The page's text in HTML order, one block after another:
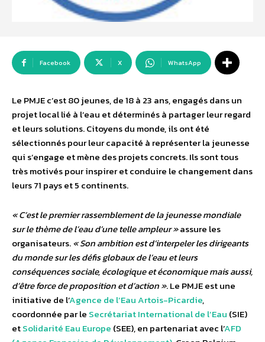
Facebook X WhatsApp
Le PMJE c’est 80 jeunes, de 18 à 23 ans, engagés dans un
projet local lié à l’eau et déterminés à partager leur regard
et leurs solutions. Citoyens du monde, ils ont été
sélectionnés pour leur capacité à représenter la jeunesse
qui s’engage et mène des projets concrets. Ils sont tous
très motivés pour inspirer et conduire le changement dans
leurs 71 pays et 5 continents.
« C’est le premier rassemblement de la jeunesse mondiale
sur le thème de l’eau d’une telle ampleur »assure les
organisateurs.« Son ambition est d’interpeler les dirigeants
du monde sur les défis globaux de l’eau et leurs
conséquences sociale, écologique et économique mais aussi,
d’être force de proposition et d’action ». Le PMJE est une
initiative de l’Agence de l’Eau Artois-Picardie,
coordonnée par le Secrétariat International de l’Eau (SIE)
etSolidarité Eau Europe (SEE), en partenariat avec l’AFD